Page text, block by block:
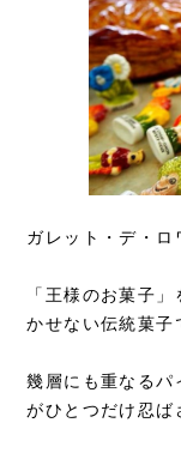
ガレット・デ・ロ
「王様のお菓子
かせない伝統菓子
幾層にも重なるパ
がひとつだけ忍ば